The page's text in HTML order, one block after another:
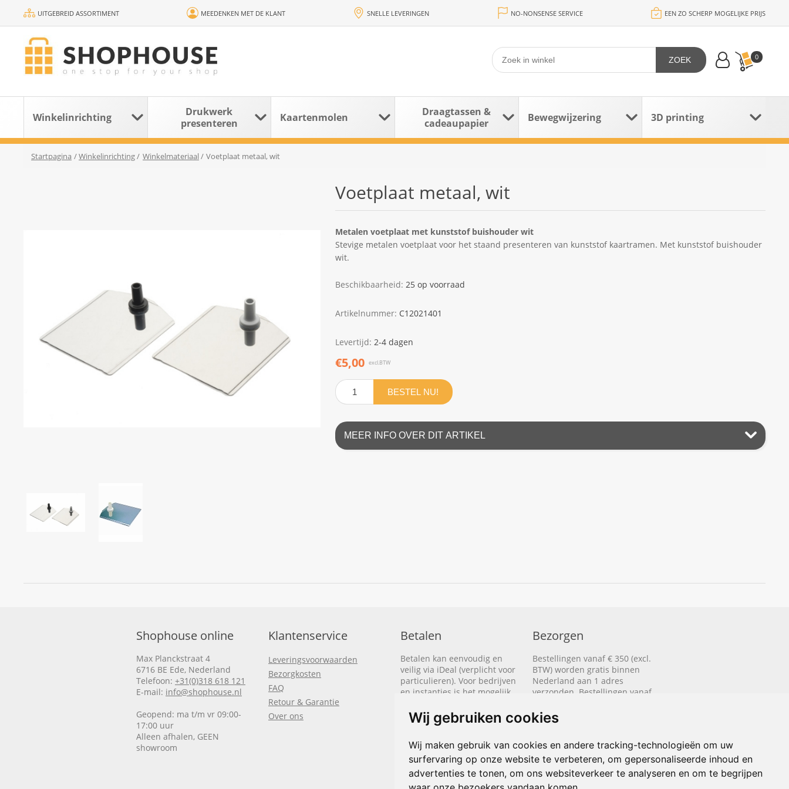
Wij gebruiken cookies
Wij maken gebruik van cookies en andere tracking-technologieën om uw
surfervaring op onze website te verbeteren, om gepersonaliseerde inhoud en
advertenties te tonen, om ons websiteverkeer te analyseren en om te begrijpen
UITGEBREID ASSORTIMENT MEEDENKEN MET DE KLANT SNELLE LEVERINGEN NO-NONSENSE SERVICE EEN ZO SCHERP MOGELIJKE PRIJS
0
ZOEK
Winkelinrichting
Drukwerk
presenteren
Kaartenmolen
Draagtassen &
cadeaupapier
Bewegwijzering 3D printing
Startpagina /Winkelinrichting/ Winkelmateriaal / Voetplaat metaal, wit
Voetplaat metaal, wit
Metalen voetplaat met kunststof buishouder wit
Stevige metalen voetplaat voor het staand presenteren van kunststof kaartramen. Met kunststof buishouder
wit.
Beschikbaarheid: 25 op voorraad
Artikelnummer: C12021401
Levertijd: 2-4 dagen
€5,00 excl.BTW
BESTEL NU!
MEER INFO OVER DIT ARTIKEL
Shophouse online
Max Planckstraat 4
6716 BE Ede, Nederland
Telefoon: +31(0)318 618 121
E-mail: info@shophouse.nl
Geopend: ma t/m vr 09:00-
17:00 uur
Alleen afhalen, GEEN
showroom
Klantenservice
Leveringsvoorwaarden
Bezorgkosten
FAQ
Retour & Garantie
Over ons
Betalen
Betalen kan eenvoudig en
veilig via iDeal (verplicht voor
particulieren). Voor bedrijven
en instanties is het mogelijk
We sturen je dan een factuur
nadat de bestelling is
Klik hier om meer te lezen of
bel+31(0)318 618 121
Bezorgen
Bestellingen vanaf € 350 (excl.
BTW) worden gratis binnen
Nederland aan 1 adres
verzonden. Bestellingen vanaf
gratis naar België aan 1 adres
verzonden.
Lees hier hoe het bezorgen
werkt.